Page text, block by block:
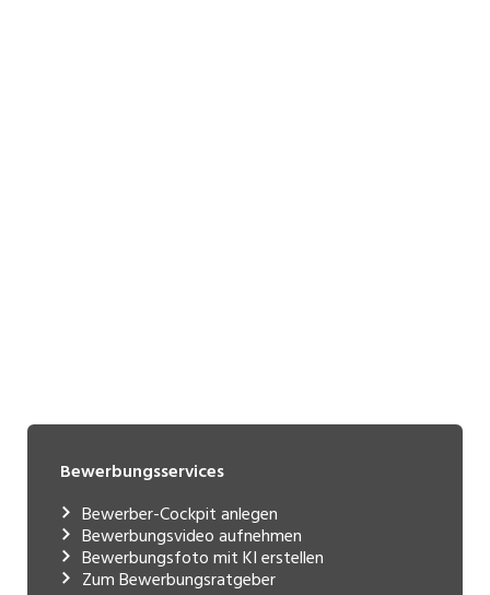
Bewerbungsservices
Bewerber-Cockpit anlegen
Bewerbungsvideo aufnehmen
Bewerbungsfoto mit KI erstellen
Zum Bewerbungsratgeber